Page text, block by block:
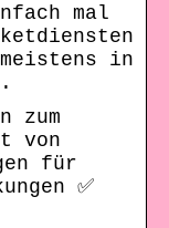
mal
in
zum
von
für
✅